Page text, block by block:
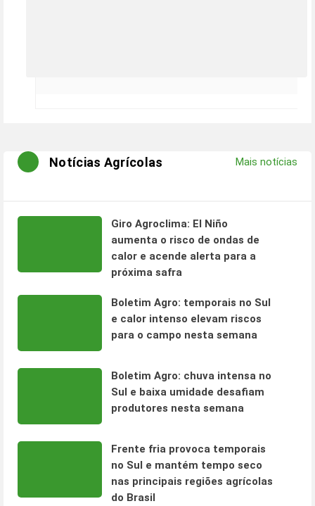
Notícias Agrícolas Mais notícias
Giro Agroclima: El Niño
aumenta o risco de ondas de
calor e acende alerta para a
próxima safra
Boletim Agro: temporais no Sul
e calor intenso elevam riscos
para o campo nesta semana
Boletim Agro: chuva intensa no
Sul e baixa umidade desafiam
produtores nesta semana
Frente fria provoca temporais
no Sul e mantém tempo seco
nas principais regiões agrícolas
do Brasil